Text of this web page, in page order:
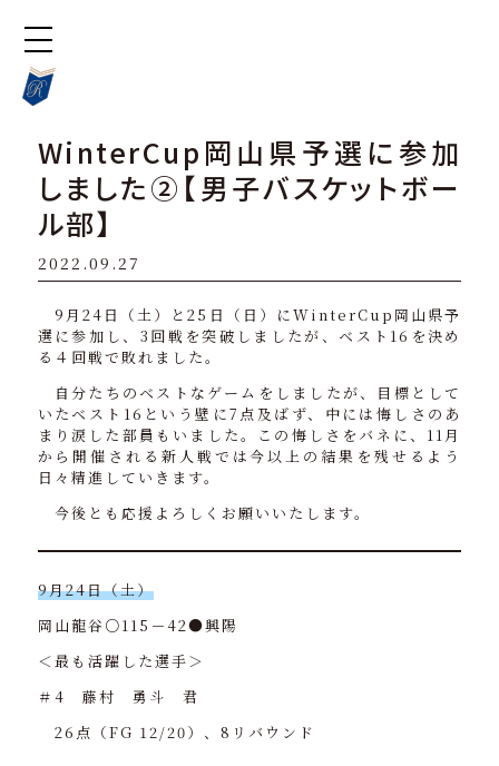
WinterCup岡山県予選に参加
しました②【男子バスケットボー
ル部】
2022.09.27
9月24日（土）と25日（日）にWinterCup岡山県予
選に参加し、3回戦を突破しましたが、ベスト16を決め
る４回戦で敗れました。
自分たちのベストなゲームをしましたが、目標として
いたベスト16という壁に7点及ばず、中には悔しさのあ
まり涙した部員もいました。この悔しさをバネに、11月
から開催される新人戦では今以上の結果を残せるよう
日々精進していきます。
今後とも応援よろしくお願いいたします。
9月24日（土）
岡山龍谷○115－42●興陽
＜最も活躍した選手＞
＃4 藤村 勇斗 君
26点（FG 12/20）、8リバウンド